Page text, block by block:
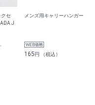
セ
J
メンズ用キャリーハンガー
165円 （税込）